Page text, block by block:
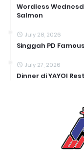
Wordless
Salmon
July 28, 2026
Singgah PD
July 27, 2026
Dinner di YAYOI